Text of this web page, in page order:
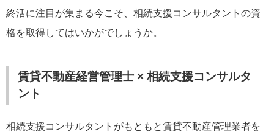
終活に注目が集まる今こそ、相続支援コンサルタントの資
格を取得してはいかがでしょうか。
賃貸不動産経営管理士 × 相続支援コンサルタ
ント
相続支援コンサルタントがもともと賃貸不動産管理業者を